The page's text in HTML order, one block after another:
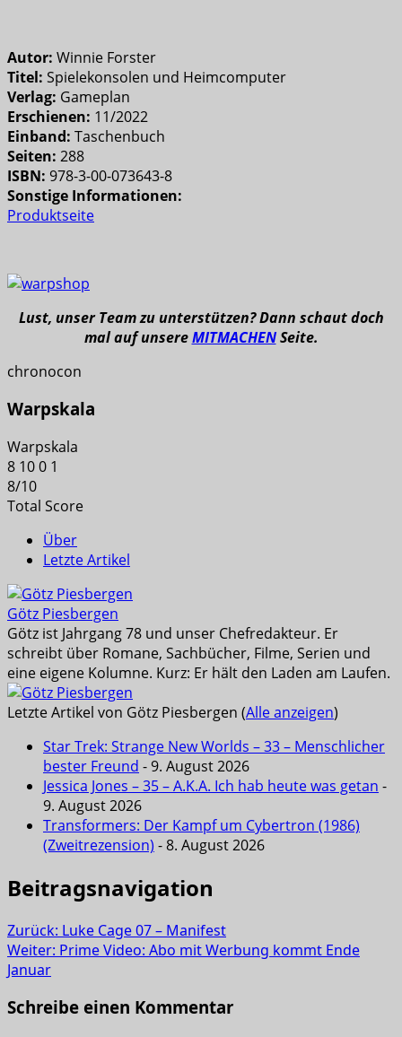
Autor: Winnie Forster
Titel: Spielekonsolen und Heimcomputer
Verlag: Gameplan
Erschienen: 11/2022
Einband: Taschenbuch
Seiten: 288
ISBN: 978-3-00-073643-8
Sonstige Informationen:
Produktseite
Lust, unser Team zu unterstützen? Dann schaut doch
mal auf unsereMITMACHENSeite.
chronocon
Warpskala
Warpskala
8 100 1
8/10
Total Score
Über
Letzte Artikel
Götz Piesbergen
Götz ist Jahrgang 78 und unser Chefredakteur. Er
schreibt über Romane, Sachbücher, Filme, Serien und
eine eigene Kolumne. Kurz: Er hält den Laden am Laufen.
Letzte Artikel von Götz Piesbergen (Alle anzeigen)
Star Trek: Strange New Worlds – 33 – Menschlicher
bester Freund - 9. August 2026
Jessica Jones – 35 – A.K.A. Ich hab heute was getan -
9. August 2026
Transformers: Der Kampf um Cybertron (1986)
(Zweitrezension) - 8. August 2026
Beitragsnavigation
Zurück: Luke Cage 07 – Manifest
Weiter: Prime Video: Abo mit Werbung kommt Ende
Januar
Schreibe einen Kommentar